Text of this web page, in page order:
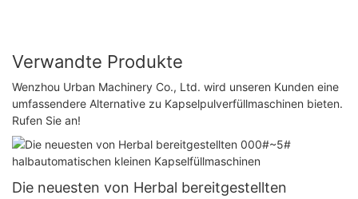
Verwandte Produkte
Wenzhou Urban Machinery Co., Ltd. wird unseren Kunden eine
umfassendere Alternative zu Kapselpulverfüllmaschinen bieten.
Rufen Sie an!
Die neuesten von Herbal bereitgestellten